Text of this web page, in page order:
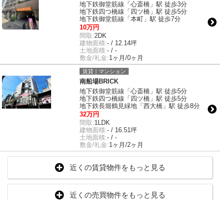
地下鉄御堂筋線「心斎橋」駅 徒歩3分
地下鉄四つ橋線「四ツ橋」駅 徒歩5分
地下鉄御堂筋線「本町」駅 徒歩7分
10万円
間取:2DK
建物面積:- / 12.14坪
土地面積:- / -
敷金/礼金:1ヶ月/0ヶ月
賃貸｜マンション
南船場BRICK
地下鉄御堂筋線「心斎橋」駅 徒歩5分
地下鉄四つ橋線「四ツ橋」駅 徒歩5分
地下鉄長堀鶴見緑地「西大橋」駅 徒歩8分
32万円
間取:1LDK
建物面積:- / 16.51坪
土地面積:- / -
敷金/礼金:1ヶ月/2ヶ月
近くの賃貸物件をもっと見る
近くの売買物件をもっと見る